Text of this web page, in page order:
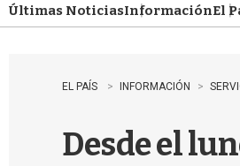
Últimas NoticiasInformaciónEl
EL PAÍS INFORMACIÓN
Desde el